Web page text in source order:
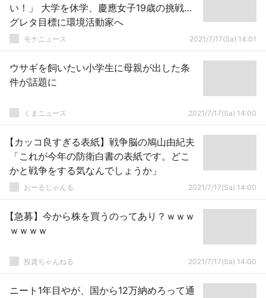
い！」 大学を休学、慶應女子19歳の挑戦…
グレタ目標に環境活動家へ
モナニュース 2021/7/17(Sa) 14:01
ウサギを飼いたい小学生に母親が出した条
件が話題に
くまニュース 2021/7/17(Sa) 14:00
【カッコ良すぎる表紙】戦争脳の鳩山由紀夫
「これが今年の防衛白書の表紙です。どこ
かと戦争をする気なんでしょうか」
おーるじゃんる 2021/7/17(Sa) 14:00
【急募】今から株を買うのってあり？ｗｗｗ
ｗｗｗｗ
投資ちゃんねる 2021/7/17(Sa) 14:00
ニート1年目やが、国から12万納めろって通